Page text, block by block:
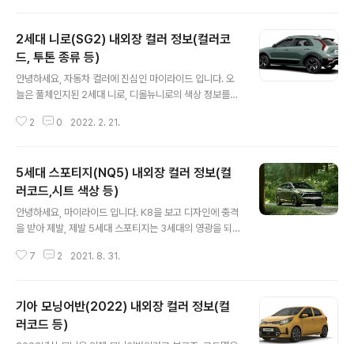
에 해당되고 3세대에서 다시 3번째에 해당되는 모델입니
다. 3세대 모닝의 코드명은 JA로 얼마전에 '모닝 어반'이
라는 이름으로 한 번 페이스리프트가 되었고 이번에 두 번
째 페이스리프트가 이루어진 것이죠. 이름은 다시 '더뉴모
닝'입니다. 기능적으로는 모닝 어반과 크게 다르지 않습니
다. 상당히 다양한 옵션이 들어가 있죠. 이번 페이스리프트
2세대 니로(SG2) 내외장 컬러 정보(컬러코
드, 투톤 종류 등)
안녕하세요, 자동차 컬러에 진심인 마이라이드 입니다. 오
늘은 풀체인지된 2세대 니로, 디올뉴니로의 색상 정보를
고 하면 가장 먼저 기대가 되는 것은 역시나 '파워트레인'이
플랫폼도 변하는 등 많은 변화가 있기는 했지만 파워트레
인은 그래도 유지하게 된 점은 상당히 아쉽습니다. (연식변
경 때 바뀔라나?) 그걸 의식한 것인지 기아에서는 2세대 니
로를 출시하면서 외장 컬러에 포인트를 주게 되었습니다.
마치 아우디의 슈퍼카인 'R8'처럼 말이죠. 1. 기아 2세대
니로 외장 컬러 총 7종의 모노톤 컬러와 4종의 투톤 컬러
2 0 2022. 2. 21.
5세대 스포티지(NQ5) 내외장 컬러 정보(컬
러코드,시트 색상 등)
안녕하세요, 마이라이드 입니다. K8을 보고 디자인에 충격
을 받아 제발, 제발 5세대 스포티지는 3세대의 영광을 되
빼고는 나름 선방한 것 같습니다. 신 모델 답게 새로운 컬러
들어가는 하이브리드 이렇게 총 3가지 파워트레인이 들어
갑니다. 차량 외장 색상은 다른 차량과 마찬가지로 일반 모
델이든 HEV이든 동일한데 등급에 따라 특징이 있으니 하
7 2 2021. 8. 31.
기아 모닝어반(2022) 내외장 컬러 정보(컬
러코드 등)